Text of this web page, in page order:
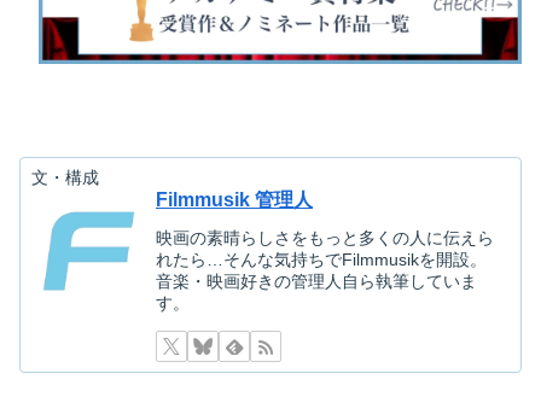
文・構成
Filmmusik 管理人
映画の素晴らしさをもっと多くの人に伝えら
れたら…そんな気持ちでFilmmusikを開設。
音楽・映画好きの管理人自ら執筆していま
す。
下記を選択して絞り込み検索もできます